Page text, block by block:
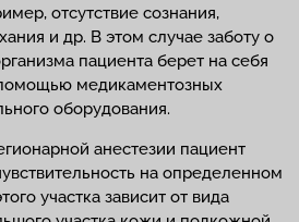
отсутствие сознания,
и др. В этом случае заботу о
пациента берет на себя
медикаментозных
оборудования.
анестезии пациент
на определенном
участка зависит от вида